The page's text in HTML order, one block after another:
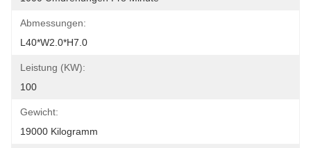
Abmessungen:
L40*W2.0*H7.0
Leistung (kW):
100
Gewicht:
19000 Kilogramm